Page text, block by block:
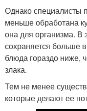
Однако специалисты
меньше обработана
она для организма. В
сохраняется больше
блюда гораздо ниже,
злака.
Тем не менее
которые делают ее